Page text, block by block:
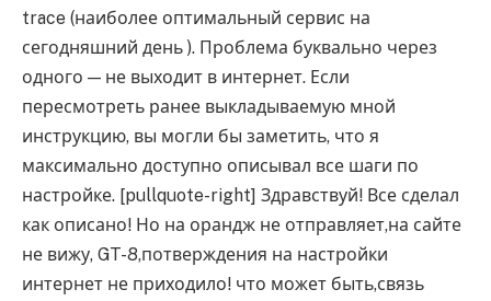
trace (наиболее оптимальный сервис на
сегодняшний день ). Проблема буквально через
одного — не выходит в интернет. Если
пересмотреть ранее выкладываемую мной
инструкцию, вы могли бы заметить, что я
максимально доступно описывал все шаги по
настройке. [pullquote-right] Здравствуй! Все сделал
как описано! Но на орандж не отправляет,на сайте
не вижу, GT-8,потверждения на настройки
интернет не приходило! что может быть,связь